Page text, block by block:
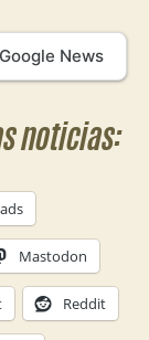
News
noticias:
Mastodon
Reddit